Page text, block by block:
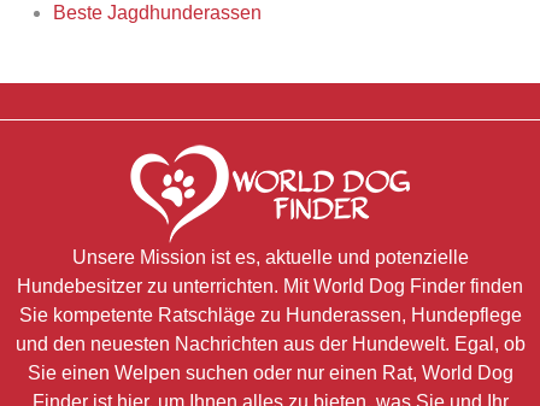
Beste Jagdhunderassen
Unsere Mission ist es, aktuelle und potenzielle
Hundebesitzer zu unterrichten. Mit World Dog Finder finden
Sie kompetente Ratschläge zu Hunderassen, Hundepflege
und den neuesten Nachrichten aus der Hundewelt. Egal, ob
Sie einen Welpen suchen oder nur einen Rat, World Dog
Finder ist hier, um Ihnen alles zu bieten, was Sie und Ihr